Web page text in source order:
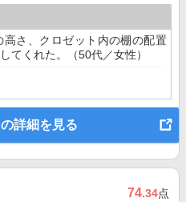
さ、クロゼット内の棚の配置
てくれた。（50代／女性）
詳細を見る
74.34点